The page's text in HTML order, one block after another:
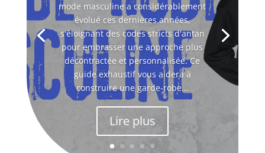
mode masculine a considérablement
évolué ces dernières années,
s'éloignant des codes stricts d'antan
pour embrasser une approche plus
décontractée et personnalisée. Ce
guide exhaustif vous aidera à
construire une garde-robe...
Lire plus